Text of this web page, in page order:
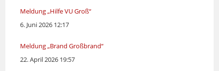
Meldung „Hilfe VU Groß“
6. Juni 2026 12:17
Meldung „Brand Großbrand“
22. April 2026 19:57